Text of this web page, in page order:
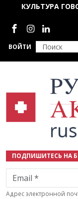
Перейти к
ВОЙТИ
КУЛЬТУРА
Социальные сети
ПОДПИШИТЕСЬ НА
Email
Адрес электронной